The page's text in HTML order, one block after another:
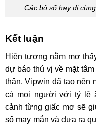
Các bộ số hay đi
Kết luận
Hiện tượng nằm mơ
dự báo thú vị về mặt
thân. Vipwin đã tạo nên
cả mọi người với tỷ lệ
cảnh từng giấc mơ sẽ
số may mắn và đưa ra